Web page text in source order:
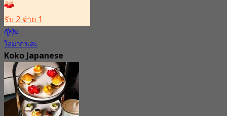
รับ 2 จ่าย 1
ญี่ปุ่น
โอมากาเสะ
Koko Japanese
Omakase
4.7
10.7K การจอง
จาก฿ 770